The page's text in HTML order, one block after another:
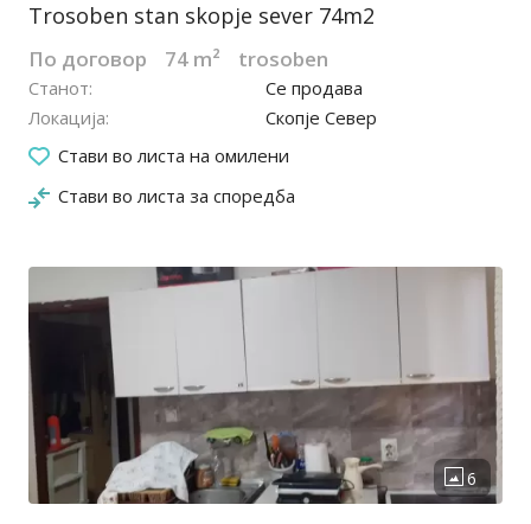
Trosoben stan skopje sever 74m2
По договор 74 m² trosoben
Станот
Се продава
Локација
Скопје Север
Стави во листа на омилени
Стави во листа за споредба
12.05.2023